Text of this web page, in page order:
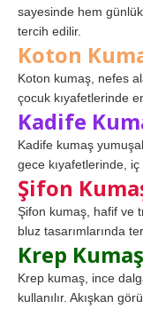
sayesinde hem
tercih edilir.
Koton
Koton kumaş, nefes
çocuk kıyafetlerinde
Kadife
Kadife kumaş
gece kıyafetlerinde, iç
Şifon
Şifon kumaş, hafif ve
bluz tasarımlarında
Krep
Krep kumaş, ince
kullanılır. Akışkan